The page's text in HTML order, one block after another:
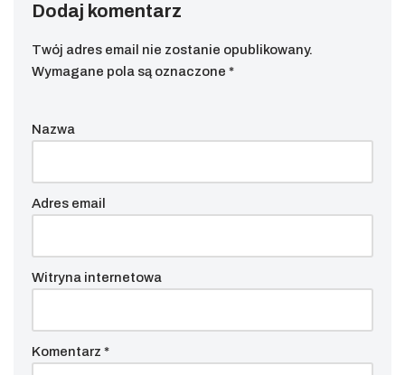
Dodaj komentarz
Twój adres email nie zostanie opublikowany.
Wymagane pola są oznaczone *
Nazwa
Adres email
Witryna internetowa
Komentarz *